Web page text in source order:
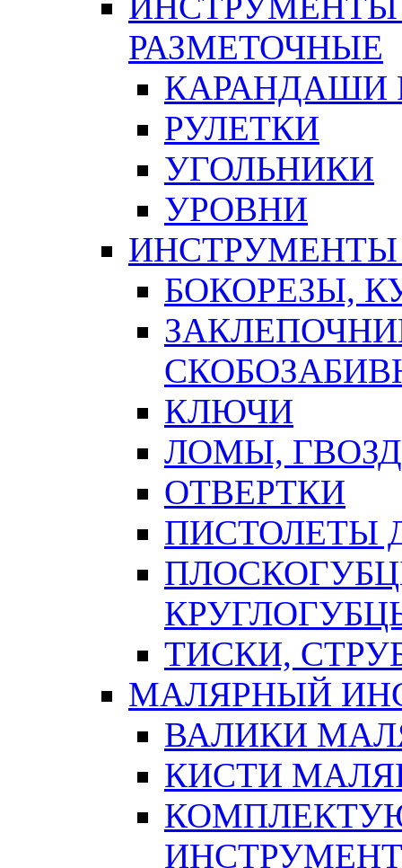
РАЗМЕТОЧНЫЕ
КАРАНДАШИ
РУЛЕТКИ
УГОЛЬНИКИ
УРОВНИ
БОКОРЕЗЫ,
КЛЮЧИ
ЛОМЫ,
ОТВЕРТКИ
ПИСТОЛЕТЫ
ТИСКИ,
МАЛЯРНЫЙ
ВАЛИКИ
КИСТИ